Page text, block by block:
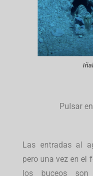
Pulsar
Las entradas al
pero una vez en el
los buceos son